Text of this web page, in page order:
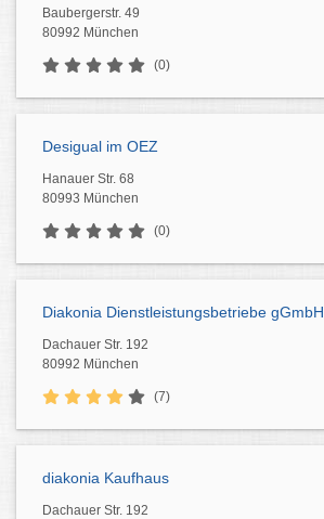
Baubergerstr. 49
80992 München
(0)
Desigual im OEZ
Hanauer Str. 68
80993 München
(0)
Diakonia Dienstleistungsbetriebe gGmbH
Dachauer Str. 192
80992 München
(7)
diakonia Kaufhaus
Dachauer Str. 192